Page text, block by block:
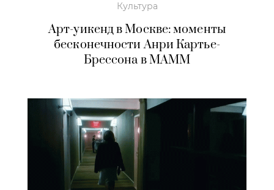
Культура
Арт-уикенд в Москве: моменты
бесконечности Анри Картье-
Брессона в МАММ